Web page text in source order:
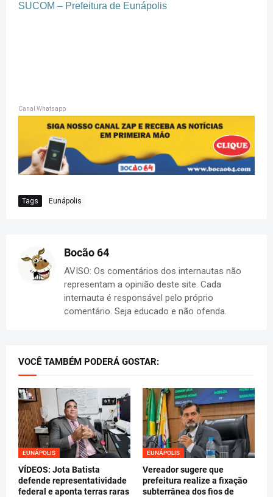
SUCOM – Prefeitura de Eunápolis
Canal Whatsapp
Tags Eunápolis
Bocão 64
AVISO: Os comentários dos internautas não
representam a opinião deste site. Cada
internauta é responsável pelo próprio
comentário. Seja educado e não ofenda.
VOCÊ TAMBÉM PODERÁ GOSTAR:
EUNÁPOLIS
VÍDEOS: Jota Batista
defende representatividade
federal e aponta terras raras
EUNÁPOLIS
Vereador sugere que
prefeitura realize a fixação
subterrânea dos fios de